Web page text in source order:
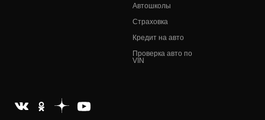
Автошколы
Страховка
Кредит на авто
Проверка авто по
VIN